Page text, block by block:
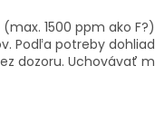
1500 ppm ako
Podľa potreby
dozoru. Uchovávať